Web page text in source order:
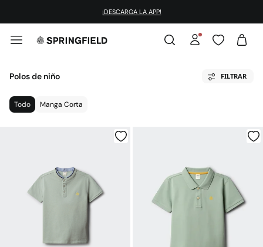
¡DESCARGA LA APP!
Polos de niño FILTRAR
Todo Manga Corta